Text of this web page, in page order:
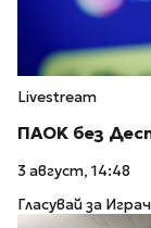
Livestream
ПАOK без
3 август, 14:48
Гласувай за